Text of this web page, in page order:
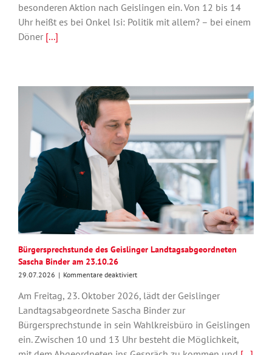
einen
Döner
September
in
besonderen Aktion nach Geislingen ein. Von 12 bis 14
Uhr heißt es bei Onkel Isi: Politik mit allem? – bei einem
Döner [...]
Bürgersprechstunde des Geislinger Landtagsabgeordneten
Sascha Binder am 23.10.26
29.07.2026 | Kommentare deaktiviertfür
des
Geislinger
Sascha
Binder
am
Am Freitag, 23. Oktober 2026, lädt der Geislinger
Landtagsabgeordnete Sascha Binder zur
Bürgersprechstunde in sein Wahlkreisbüro in Geislingen
ein. Zwischen 10 und 13 Uhr besteht die Möglichkeit,